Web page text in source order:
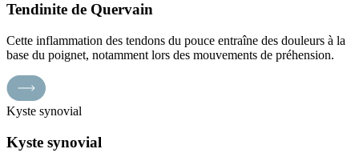
Tendinite de Quervain
Cette inflammation des tendons du pouce entraîne des douleurs à la
base du poignet, notamment lors des mouvements de préhension.
Kyste synovial
Kyste synovial